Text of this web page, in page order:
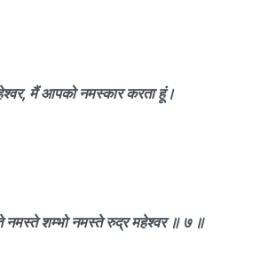
मैं आपको नमस्कार करता हूं।
नमस्ते शम्भो नमस्ते रुद्र महेश्वर ॥ ७ ॥